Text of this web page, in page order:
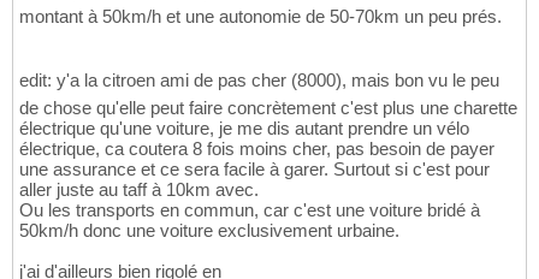
montant à 50km/h et une autonomie de 50-70km un peu prés.
edit: y'a la citroen ami de pas cher (8000), mais bon vu le peu
de chose qu'elle peut faire concrètement c'est plus une charette
électrique qu'une voiture, je me dis autant prendre un vélo
électrique, ca coutera 8 fois moins cher, pas besoin de payer
une assurance et ce sera facile à garer. Surtout si c'est pour
aller juste au taff à 10km avec.
Ou les transports en commun, car c'est une voiture bridé à
50km/h donc une voiture exclusivement urbaine.
j'ai d'ailleurs bien rigolé en